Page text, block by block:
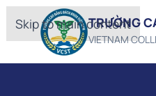
Skip to main content
TRƯỜNG
VIETNAM